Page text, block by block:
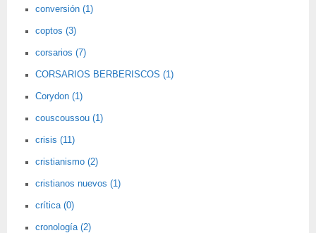
conversión (1)
coptos (3)
corsarios (7)
CORSARIOS BERBERISCOS (1)
Corydon (1)
couscoussou (1)
crisis (11)
cristianismo (2)
cristianos nuevos (1)
crítica (0)
cronología (2)